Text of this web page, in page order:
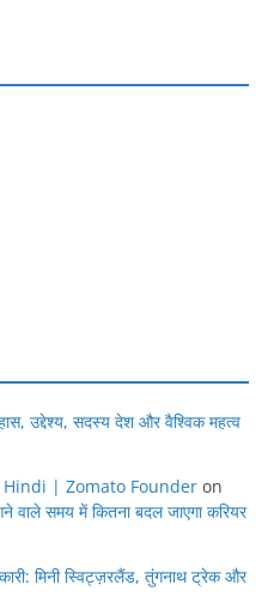
उद्देश्य, सदस्य देश और वैश्विक महत्व
Hindi | Zomato Founder on
समय में कितना बदल जाएगा करियर
मिनी स्विट्ज़रलैंड, तुंगनाथ ट्रेक और